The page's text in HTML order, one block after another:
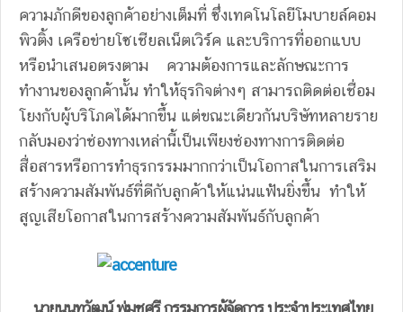
ความภักดีของลูกค้าอย่างเต็มที่ ซึ่งเทคโนโลยีโมบายล์คอม
พิวติ้ง เครือข่ายโซเชียลเน็ตเวิร์ค และบริการที่ออกแบบ
หรือนำเสนอตรงตาม ความต้องการและลักษณะการ
ทำงานของลูกค้านั้น ทำให้ธุรกิจต่างๆ สามารถติดต่อเชื่อม
โยงกับผู้บริโภคได้มากขึ้น แต่ขณะเดียวกันบริษัทหลายราย
กลับมองว่าช่องทางเหล่านี้เป็นเพียงช่องทางการติดต่อ
สื่อสารหรือการทำธุรกรรมมากกว่าเป็นโอกาสในการเสริม
สร้างความสัมพันธ์ที่ดีกับลูกค้าให้แน่นแฟ้นยิ่งขึ้น ทำให้
สูญเสียโอกาสในการสร้างความสัมพันธ์กับลูกค้า
นายนนทวัฒน์ พุ่มชูศรี กรรมการผู้จัดการ ประจำประเทศไทย